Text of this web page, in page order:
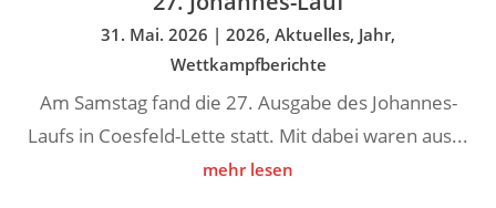
31. Mai. 2026 | 2026, Aktuelles, Jahr,
Wettkampfberichte
Am Samstag fand die 27. Ausgabe des Johannes-
Laufs in Coesfeld-Lette statt. Mit dabei waren aus...
mehr lesen